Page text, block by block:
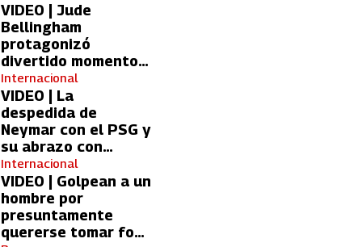
VIDEO | Jude
Bellingham
protagonizó
divertido momento
con aficionada del
Real Madrid
Internacional
VIDEO | La
despedida de
Neymar con el PSG y
su abrazo con
Kylian Mbappé
Internacional
VIDEO | Golpean a un
hombre por
presuntamente
quererse tomar foto